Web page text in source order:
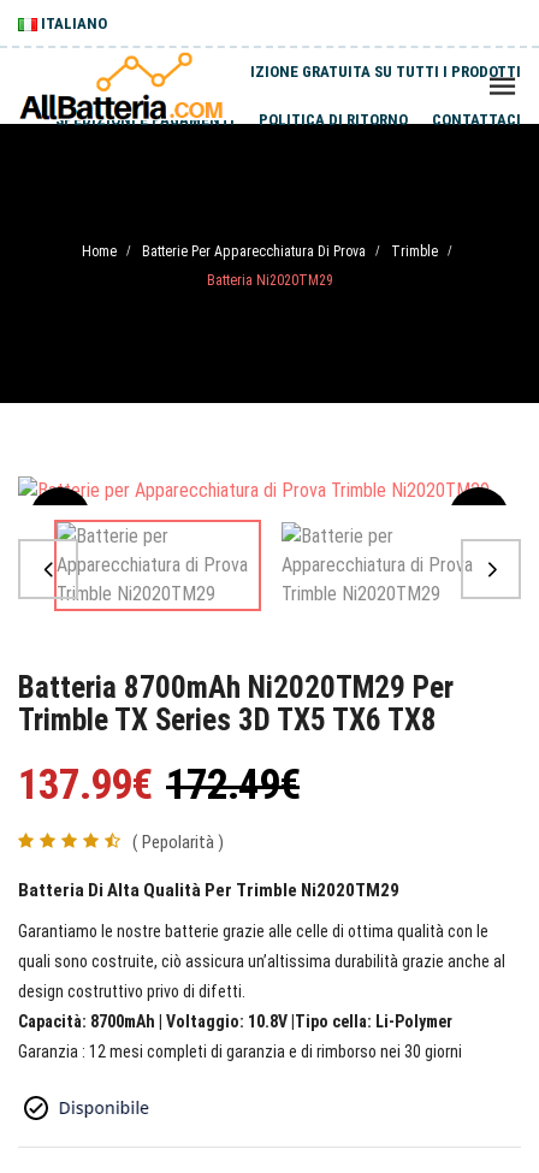
ITALIANO
SPEDIZIONE GRATUITA SU TUTTI I PRODOTTI
SPEDIZIONI E PAGAMENTI POLITICA DI RITORNO CONTATTACI
Home / Batterie Per Apparecchiatura Di Prova / Trimble /
Batteria Ni2020TM29
Sale
Batteria 8700mAh Ni2020TM29 Per
Trimble TX Series 3D TX5 TX6 TX8
137.99€ 172.49€
( Pepolarità )
Batteria Di Alta Qualità Per Trimble Ni2020TM29
Garantiamo le nostre batterie grazie alle celle di ottima qualità con le
quali sono costruite, ciò assicura un’altissima durabilità grazie anche al
design costruttivo privo di difetti.
Capacità: 8700mAh | Voltaggio: 10.8V |Tipo cella: Li-Polymer
Garanzia : 12 mesi completi di garanzia e di rimborso nei 30 giorni